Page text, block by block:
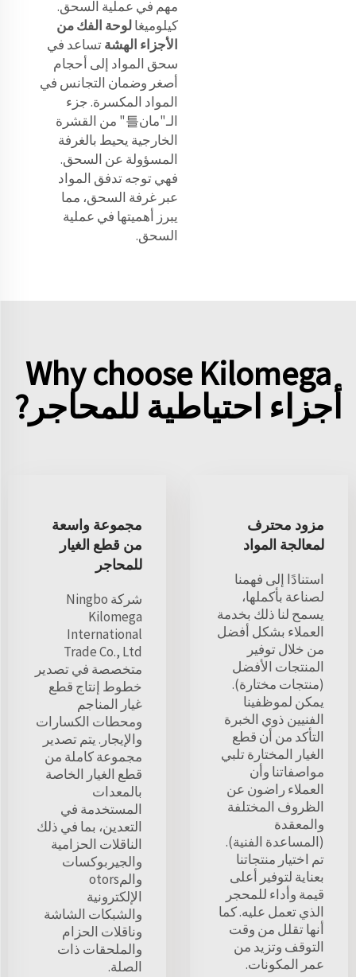
مهم في عملية السحق.
كيلوميغالوحة الفك من
الأجزاء الهشةتساعد في
سحق المواد إلى أحجام
أصغر وضمان التجانس في
المواد المكسرة. جزء
الـ"مان틀" من القشرة
الخارجية يحيط بالغرفة
المسؤولة عن السحق.
فهي توجه تدفق المواد
عبر غرفة السحق، مما
يبرز أهميتها في عملية
السحق.
Why choose Kilomega
أجزاء احتياطية للمحاجر?
مزود محترف
لمعالجة المواد
استنادًا إلى فهمنا
لصناعة بأكملها،
يسمح لنا ذلك بخدمة
العملاء بشكل أفضل
من خلال توفير
المنتجات الأفضل
(منتجات مختارة).
يمكن لموظفينا
الفنيين ذوي الخبرة
التأكد من أن قطع
الغيار المختارة تلبي
مواصفاتنا وأن
العملاء راضون عن
الظروف المختلفة
والمعقدة
(المساعدة الفنية).
تم اختيار منتجاتنا
بعناية لتوفير أعلى
قيمة وأداء للمحجر
الذي تعمل عليه. كما
أنها تقلل من وقت
التوقف وتزيد من
عمر المكونات.
مجموعة واسعة
من قطع الغيار
للمحاجر
شركة Ningbo
Kilomega
International
Trade Co., Ltd
متخصصة في تصدير
خطوط إنتاج قطع
غيار المناجم
ومحطات الكسارات
والإيجار. يتم تصدير
مجموعة كاملة من
قطع الغيار الخاصة
بالمعدات
المستخدمة في
التعدين، بما في ذلك
الناقلات الحزامية
والجيربوكسات
والمotors
الإلكترونية
والشبكات الشاشة
وناقلات الحزام
والملحقات ذات
الصلة.